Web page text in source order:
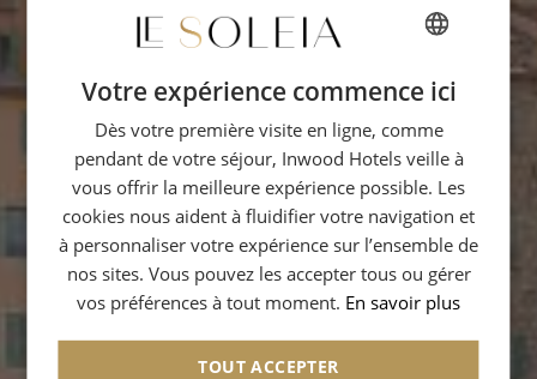
FRENCH
ENGLISH
GERMAN
ITALIAN
Votre expérience commence ici
Dès votre première visite en ligne, comme
pendant de votre séjour, Inwood Hotels veille à
vous offrir la meilleure expérience possible. Les
cookies nous aident à fluidifier votre navigation et
à personnaliser votre expérience sur l’ensemble de
nos sites. Vous pouvez les accepter tous ou gérer
vos préférences à tout moment. En savoir plus
TOUT ACCEPTER